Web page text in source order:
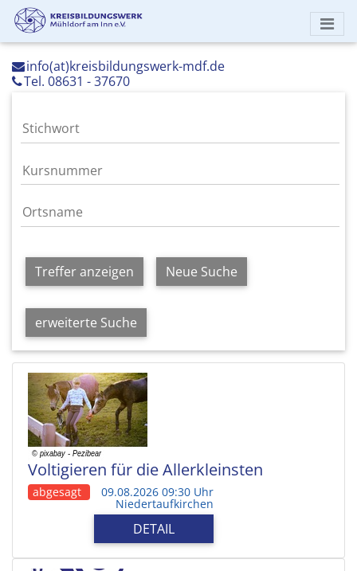
info(at)kreisbildungswerk-mdf.de
Tel. 08631 - 37670
Treffer anzeigen Neue Suche
erweiterte Suche
Voltigieren für die Allerkleinsten
abgesagt 09.08.2026 09:30 Uhr
Niedertaufkirchen
DETAIL